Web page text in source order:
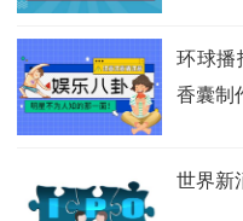
环球播
香囊制
世界新